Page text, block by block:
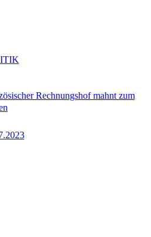
Rechnungshof mahnt zum